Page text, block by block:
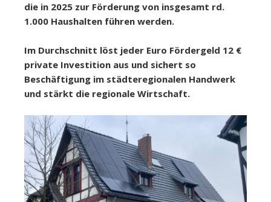
die in 2025 zur Förderung von insgesamt rd.
1.000 Haushalten führen werden.
Im Durchschnitt löst jeder Euro Fördergeld 12 €
private Investition aus und sichert so
Beschäftigung im städteregionalen Handwerk
und stärkt die regionale Wirtschaft.